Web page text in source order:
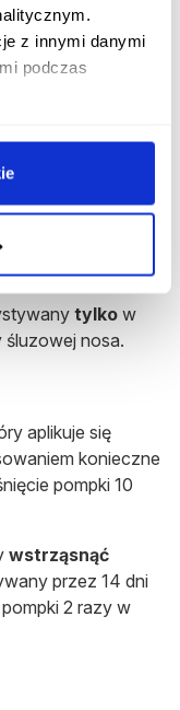
z innymi danymi
podczas
tylko w
śluzowej nosa.
aplikuje się
konieczne
pompki 10
wstrząsnąć
przez 14 dni
2 razy w